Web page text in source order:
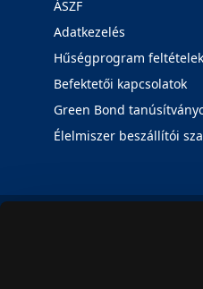
ÁSZF
Adatkezelés
Hűségprogram
Befektetői kapcsolatok
Green Bond
Élelmiszer beszállítói